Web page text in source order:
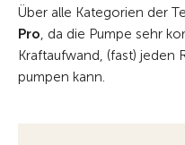
Über alle Kategorien der
Pro, da die Pumpe sehr
Kraftaufwand, (fast) jeden
pumpen kann.